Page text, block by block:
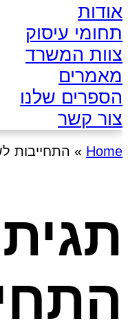
אודות
תחומי עיסוק
צוות המשרד
מאמרים
הספרים שלנו
צור קשר
Home
» התחייבות